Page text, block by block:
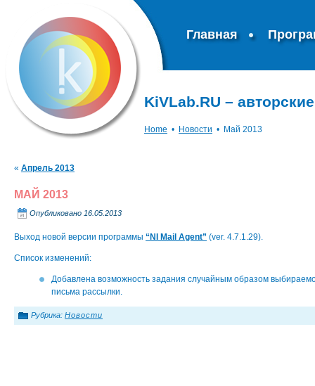
Главная
KiVLab.RU –
Home • Новости • Май 2013
« Апрель 2013
МАЙ 2013
Опубликовано 16.05.2013
Выход новой версии программы “NI Mail Agent” (ver. 4.7.1.29).
Список изменений:
Добавлена возможность задания случайным образом
письма рассылки.
Рубрика: Новости